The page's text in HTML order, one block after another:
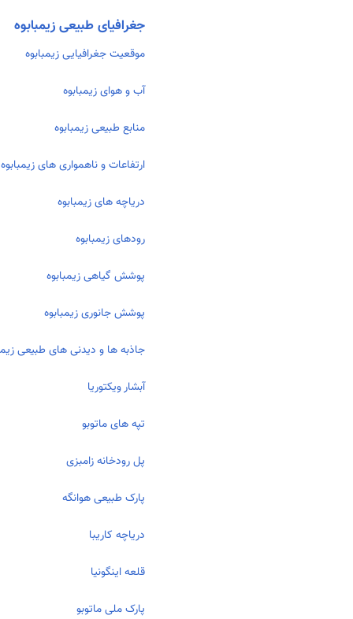
جغرافیای طبیعی زیمبابوه
موقعیت جغرافیایی زیمبابوه
آب و هوای زیمبابوه
منابع طبیعی زیمبابوه
ارتفاعات و ناهمواری های زیمبابوه
دریاچه های زیمبابوه
رودهای زیمبابوه
پوشش گیاهی زیمبابوه
پوشش جانوری زیمبابوه
جاذبه ها و دیدنی های طبیعی
آبشار ويكتوريا
تپه های ماتوبو
پل رودخانه زامبزی
پارک طبیعی هوانگه
دریاچه کاریبا
قلعه اینگونیا
پارک ملی ماتوبو